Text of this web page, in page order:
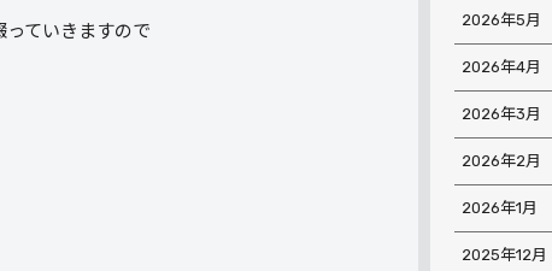
ていきますので
2026年5月
2026年4月
2026年3月
2026年2月
2026年1月
2025年12月